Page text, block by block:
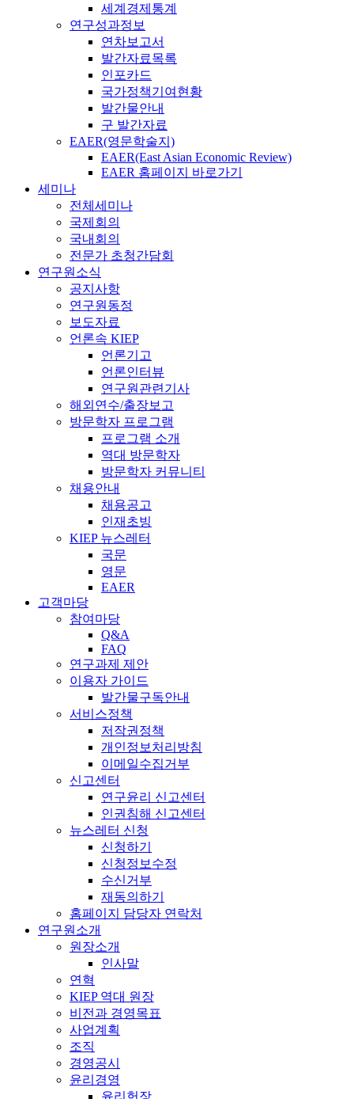
세계경제통계
연구성과정보
연차보고서
발간자료목록
인포카드
국가정책기여현황
발간물안내
구 발간자료
EAER(영문학술지)
EAER(East Asian Economic Review)
EAER 홈페이지 바로가기
세미나
전체세미나
국제회의
국내회의
전문가 초청간담회
연구원소식
공지사항
연구원동정
보도자료
언론속 KIEP
언론기고
언론인터뷰
연구원관련기사
해외연수/출장보고
방문학자 프로그램
프로그램 소개
역대 방문학자
방문학자 커뮤니티
채용안내
채용공고
인재초빙
KIEP 뉴스레터
국문
영문
EAER
고객마당
참여마당
Q&A
FAQ
연구과제 제안
이용자 가이드
발간물구독안내
서비스정책
저작권정책
개인정보처리방침
이메일수집거부
신고센터
연구윤리 신고센터
인권침해 신고센터
뉴스레터 신청
신청하기
신청정보수정
수신거부
재동의하기
홈페이지 담당자 연락처
연구원소개
원장소개
인사말
연혁
KIEP 역대 원장
비전과 경영목표
사업계획
조직
경영공시
윤리경영
윤리헌장